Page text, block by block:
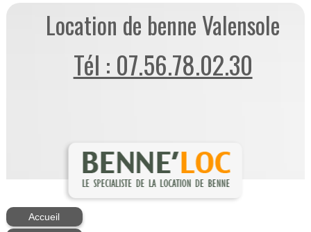
Location de benne Valensole
Tél : 07.56.78.02.30
Accueil